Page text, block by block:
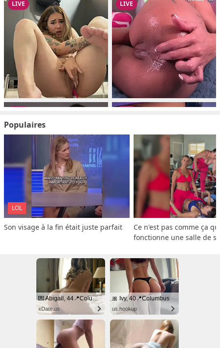
Populaires
LOL
Son visage à la fin était juste parfait
Ce n'est pas comme ça
fonctionne une salle de